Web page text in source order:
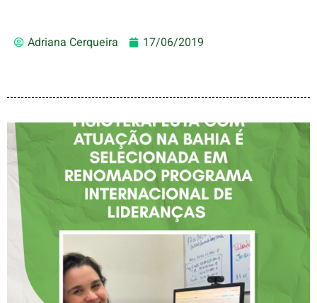
Adriana Cerqueira 17/06/2019
FISIOTERAPEUTA COM
ATUAÇÃO NA BAHIA É
SELECIONADA EM
RENOMADO PROGRAMA
INTERNACIONAL DE
LIDERANÇAS